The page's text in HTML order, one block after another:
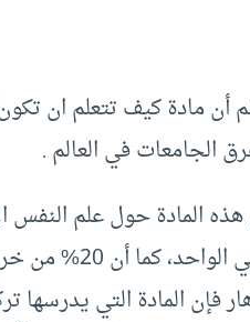
أن مادة كيف تتعلم ان
الجامعات في العالم .
الدراسي
فإن المادة التي يدرسها